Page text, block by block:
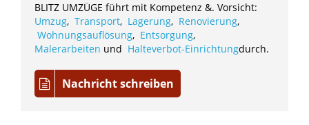
BLITZ UMZÜGE führt mit Kompetenz &. Vorsicht:
Umzug, Transport, Lagerung, Renovierung,
Wohnungsauflösung, Entsorgung,
Malerarbeiten und Halteverbot-Einrichtungdurch.
Nachricht schreiben